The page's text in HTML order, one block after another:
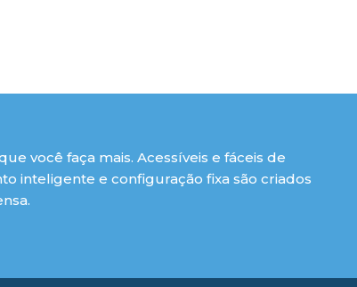
você faça mais. Acessíveis e fáceis de
inteligente e configuração fixa são criados